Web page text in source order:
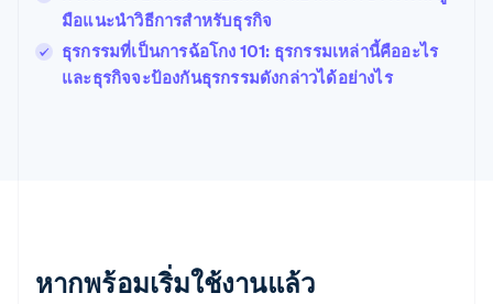
มือแนะนําวิธีการสําหรับธุรกิจ
ธุรกรรมที่เป็นการฉ้อโกง 101: ธุรกรรมเหล่านี้คืออะไร
และธุรกิจจะป้องกันธุรกรรมดังกล่าวได้อย่างไร
หากพร้อมเริ่มใช้งานแล้ว
English
มาเลเซีย
English 简体中文
เม็กซิโก
ลักเซมเบิร์ก
Français Deutsch English